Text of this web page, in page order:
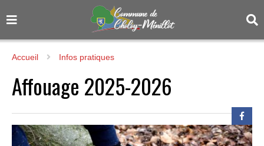
Accueil Infos pratiques
Affouage 2025-2026